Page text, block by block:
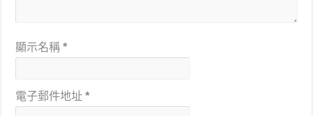
顯示名稱*
電子郵件地址*